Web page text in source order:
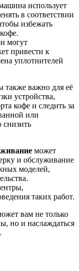
использует
в соответствии
избежать
могут
привести к
уплотнителей
также важно для её
устройства,
кофе и следить за
или
снизить
может
и обслуживание
моделей,
таких работ.
вам не только
но и наслаждаться